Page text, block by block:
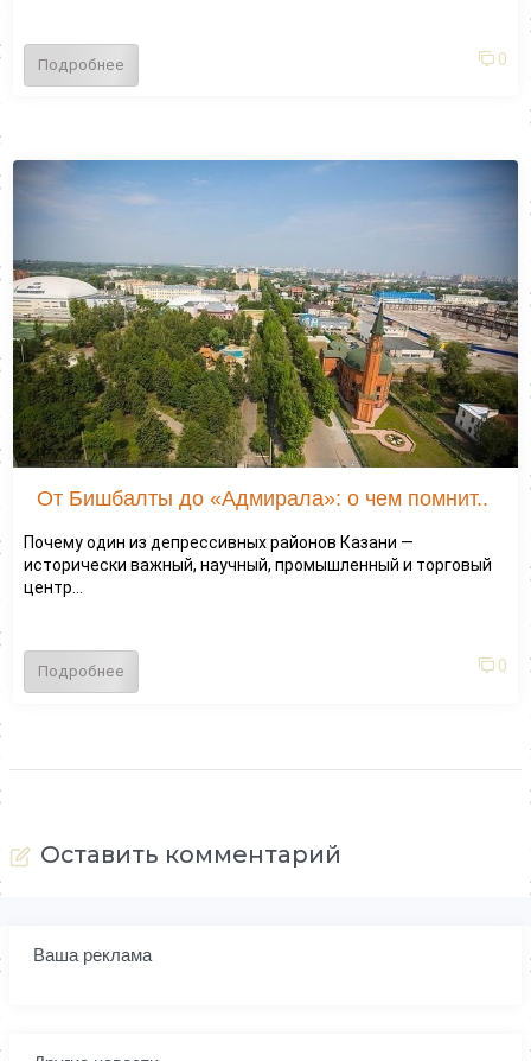
Подробнее 0
От Бишбалты до «Адмирала»: о чем помнит..
Почему один из депрессивных районов Казани —
исторически важный, научный, промышленный и торговый
центр...
Подробнее 0
Оставить комментарий
Ваша реклама